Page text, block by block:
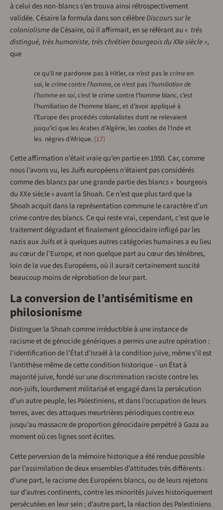
à celui des non-blancs s’en trouva ainsi rétrospectivement
validée. Césaire la formula dans son célèbreDiscours sur le
colonialismede Césaire, où il affirmait, en se référant au« très
distingué, très humaniste, très chrétien bourgeois du XXe siècle »,
que
ce qu’il ne pardonne pas à Hitler, ce n’est pas le crimeen
soi, le crime contre l’homme, ce n’est pas l’humiliation de
l’homme en soi, c’est le crime contre l’homme blanc, c’est
l’humiliation de l’homme blanc, et d’avoir appliqué à
l’Europe des procédés colonialistes dont ne relevaient
jusqu’ici que les Arabes d’Algérie, les coolies de l’Inde et
les nègres d’Afrique. 17
Cette affirmation n’était vraie qu’en partie en 1950. Car, comme
nous l’avons vu, les Juifs européens n’étaient pas considérés
comme des blancs par une grande partie des blancs « bourgeois
du XXe siècle » avant la Shoah. Ce n’est que plus tard que la
Shoah acquit dans la représentation commune le caractère d’un
crime contre des blancs. Ce qui reste vrai, cependant, c’est que le
traitement dégradant et finalement génocidaire infligé par les
nazis aux Juifs et à quelques autres catégories humaines a eu lieu
au cœur de l’Europe, et non quelque part au cœur des ténèbres,
loin de la vue des Européens, où il aurait certainement suscité
beaucoup moins de réprobation de leur part.
La conversion de l’antisémitisme en
philosionisme
Distinguer la Shoah comme irréductible à une instance de
racisme et de génocide génériques a permis une autre opération :
l’identification de l’État d’Israël à la condition juive, même s’il est
l’antithèse même de cette condition historique – un État à
majorité juive, fondé sur une discrimination raciste contre les
non-juifs, lourdement militarisé et engagé dans la persécution
d’un autre peuple, les Palestiniens, et dans l’occupation de leurs
terres, avec des attaques meurtrières périodiques contre eux
jusqu’au massacre de proportion génocidaire perpétré à Gaza au
moment où ces lignes sont écrites.
Cette perversion de la mémoire historique a été rendue possible
par l’assimilation de deux ensembles d’attitudes très différents :
d’une part, le racisme des Européens blancs, ou de leurs rejetons
sur d’autres continents, contre les minorités juives historiquement
persécutées en leur sein ; d’autre part, la réaction des Palestiniens